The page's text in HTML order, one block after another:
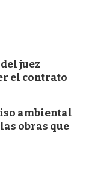
juez
el contrato
ambiental
obras que